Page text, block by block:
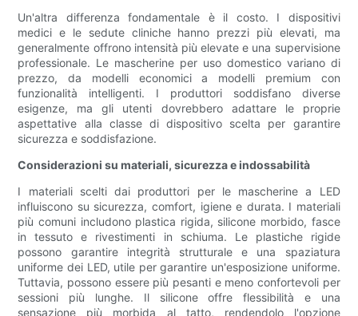
Un'altra differenza fondamentale è il costo. I dispositivi
medici e le sedute cliniche hanno prezzi più elevati, ma
generalmente offrono intensità più elevate e una supervisione
professionale. Le mascherine per uso domestico variano di
prezzo, da modelli economici a modelli premium con
funzionalità intelligenti. I produttori soddisfano diverse
esigenze, ma gli utenti dovrebbero adattare le proprie
aspettative alla classe di dispositivo scelta per garantire
sicurezza e soddisfazione.
Considerazioni su materiali, sicurezza e indossabilità
I materiali scelti dai produttori per le mascherine a LED
influiscono su sicurezza, comfort, igiene e durata. I materiali
più comuni includono plastica rigida, silicone morbido, fasce
in tessuto e rivestimenti in schiuma. Le plastiche rigide
possono garantire integrità strutturale e una spaziatura
uniforme dei LED, utile per garantire un'esposizione uniforme.
Tuttavia, possono essere più pesanti e meno confortevoli per
sessioni più lunghe. Il silicone offre flessibilità e una
sensazione più morbida al tatto, rendendolo l'opzione